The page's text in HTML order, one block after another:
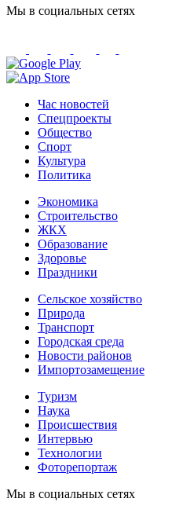
Мы в социальных сетях
Час новостей
Спецпроекты
Общество
Спорт
Культура
Политика
Экономика
Строительство
ЖКХ
Образование
Здоровье
Праздники
Сельское хозяйство
Природа
Транспорт
Городская среда
Новости районов
Импортозамещение
Туризм
Наука
Происшествия
Интервью
Технологии
Фоторепортаж
Мы в социальных сетях